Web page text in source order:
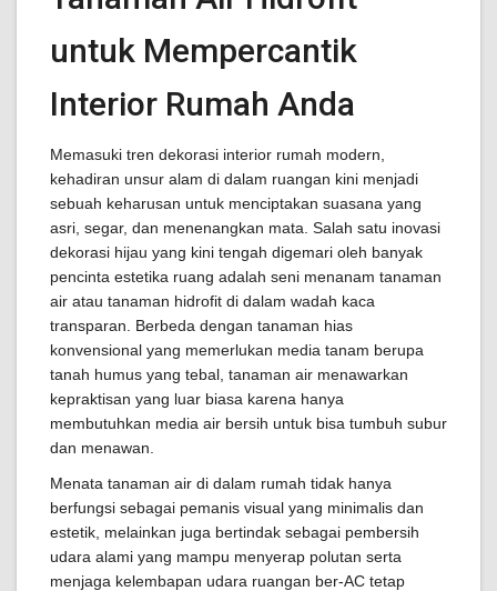
untuk Mempercantik
Interior Rumah Anda
Memasuki tren dekorasi interior rumah modern,
kehadiran unsur alam di dalam ruangan kini menjadi
sebuah keharusan untuk menciptakan suasana yang
asri, segar, dan menenangkan mata. Salah satu inovasi
dekorasi hijau yang kini tengah digemari oleh banyak
pencinta estetika ruang adalah seni menanam tanaman
air atau tanaman hidrofit di dalam wadah kaca
transparan. Berbeda dengan tanaman hias
konvensional yang memerlukan media tanam berupa
tanah humus yang tebal, tanaman air menawarkan
kepraktisan yang luar biasa karena hanya
membutuhkan media air bersih untuk bisa tumbuh subur
dan menawan.
Menata tanaman air di dalam rumah tidak hanya
berfungsi sebagai pemanis visual yang minimalis dan
estetik, melainkan juga bertindak sebagai pembersih
udara alami yang mampu menyerap polutan serta
menjaga kelembapan udara ruangan ber-AC tetap